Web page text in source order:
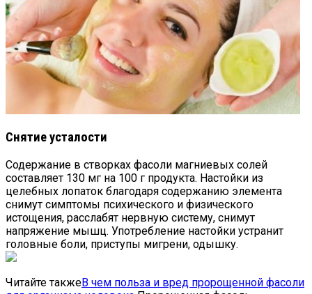
Снятие усталости
Содержание в створках фасоли магниевых солей
составляет 130 мг на 100 г продукта. Настойки из
целебных лопаток благодаря содержанию элемента
снимут симптомы психического и физического
истощения, расслабят нервную систему, снимут
напряжение мышц. Употребление настойки устранит
головные боли, приступы мигрени, одышку.
Читайте такжеВ чем польза и вред пророщенной фасоли